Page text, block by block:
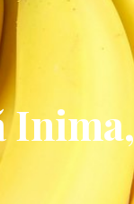
Inima,